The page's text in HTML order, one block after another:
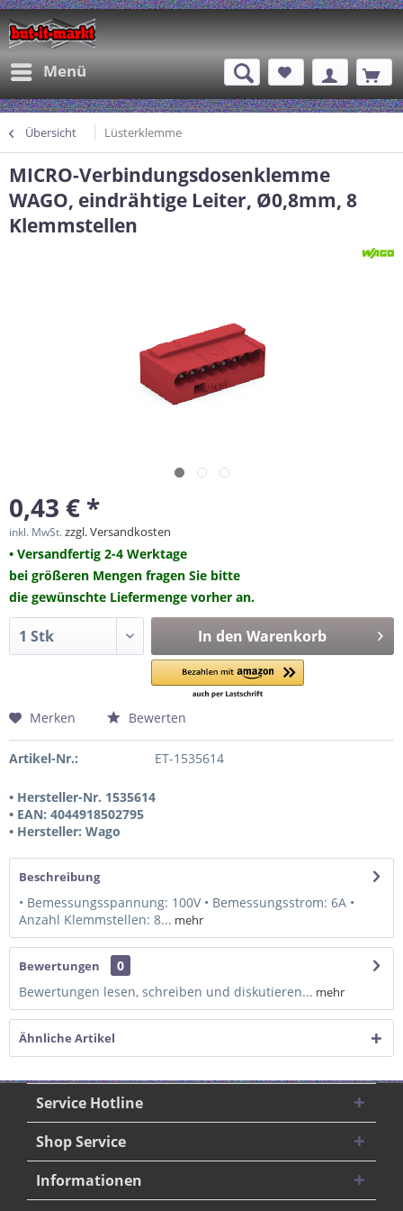
Menü
Übersicht Lüsterklemme
MICRO-Verbindungsdosenklemme
WAGO, eindrähtige Leiter, Ø0,8mm, 8
Klemmstellen
0,43 € *
inkl. MwSt.zzgl. Versandkosten
• Versandfertig 2-4 Werktage
bei größeren Mengen fragen Sie bitte
die gewünschte Liefermenge vorher an.
In den Warenkorb
Merken Bewerten
Artikel-Nr.: ET-1535614
• Hersteller-Nr. 1535614
• EAN: 4044918502795
• Hersteller: Wago
Beschreibung
• Bemessungsspannung: 100V • Bemessungsstrom: 6A •
Anzahl Klemmstellen: 8... mehr
Bewertungen
0
Bewertungen lesen, schreiben und diskutieren... mehr
Ähnliche Artikel
Service Hotline
Shop Service
Informationen